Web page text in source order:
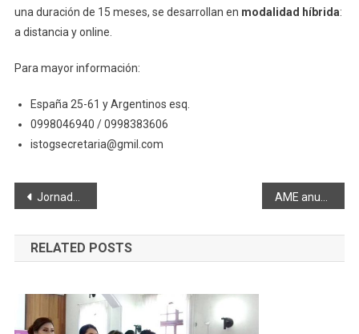
una duración de 15 meses, se desarrollan en modalidad híbrida:
a distancia y online.
Para mayor información:
España 25-61 y Argentinos esq.
0998046940 / 0998383606
istogsecretaria@gmil.com
Navegación
de
entradas
Jornada laboral del personal docente del Magisterio Nacional AME anuncia suspensión de movilización
RELATED POSTS